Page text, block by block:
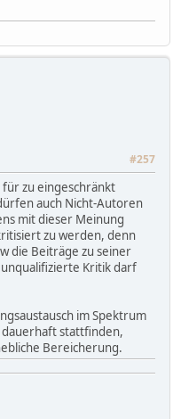
#257
zu eingeschränkt
auch Nicht-Autoren
mit dieser Meinung
zu werden, denn
die Beiträge zu seiner
Kritik darf
im Spektrum
dauerhaft stattfinden,
Bereicherung.